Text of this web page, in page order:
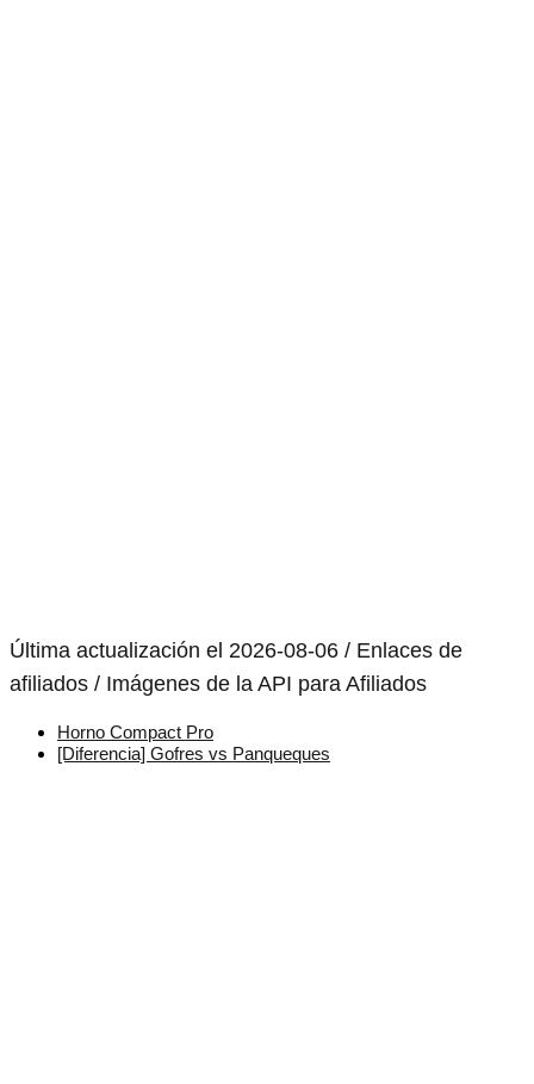
Última actualización el 2026-08-06 / Enlaces de
afiliados / Imágenes de la API para Afiliados
Horno Compact Pro
[Diferencia] Gofres vs Panqueques